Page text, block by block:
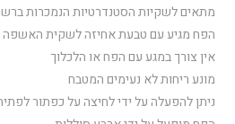
מתאים לשקיות הסטנדרטיות הנמכרות
הפח מגיע עם טבעת אחיזה לשקית האשפה
אין צורך במגע עם הפח או הלכלוך
מונע ריחות לא נעימים המטבח
ניתן להפעלה על ידי לחיצה על כפתור